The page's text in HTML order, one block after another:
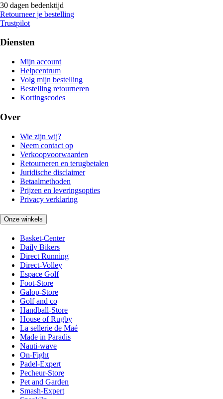
30 dagen bedenktijd
Retourneer je bestelling
Trustpilot
Diensten
Mijn account
Helpcentrum
Volg mijn bestelling
Bestelling retourneren
Kortingscodes
Over
Wie zijn wij?
Neem contact op
Verkoopvoorwaarden
Retourneren en terugbetalen
Juridische disclaimer
Betaalmethoden
Prijzen en leveringsopties
Privacy verklaring
Onze winkels
Basket-Center
Daily Bikers
Direct Running
Direct-Volley
Espace Golf
Foot-Store
Galop-Store
Golf and co
Handball-Store
House of Rugby
La sellerie de Maé
Made in Paradis
Nauti-wave
On-Fight
Padel-Expert
Pecheur-Store
Pet and Garden
Smash-Expert